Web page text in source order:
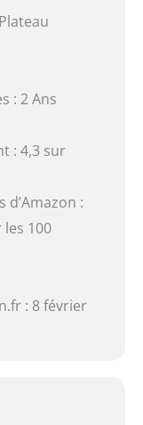
: 2 Ans
: 4,3 sur
d’Amazon :
les 100
: 8 février